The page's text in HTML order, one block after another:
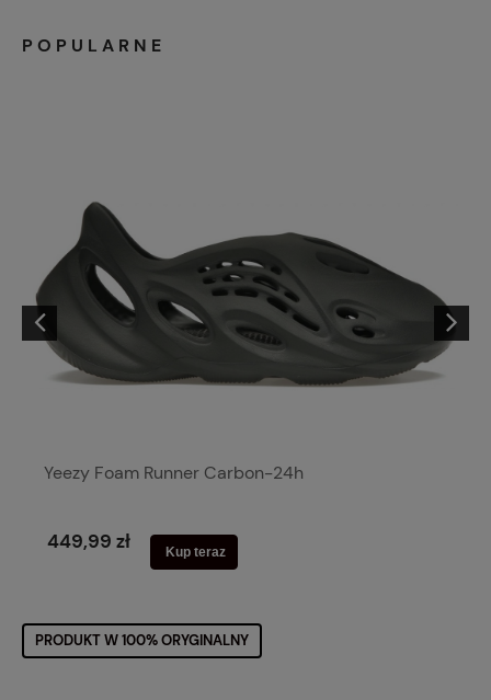
POPULARNE
Yeezy Foam Runner Carbon-24h
449,99 zł Kup teraz
PRODUKT W 100% ORYGINALNY